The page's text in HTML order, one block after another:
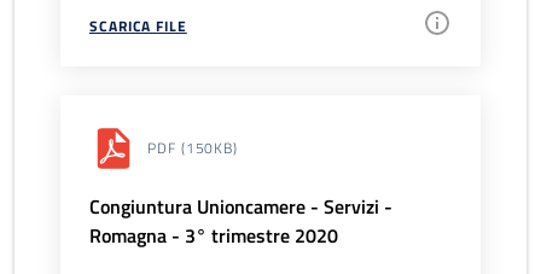
SCARICA FILE
PDF (150KB)
Congiuntura Unioncamere - Servizi -
Romagna - 3° trimestre 2020